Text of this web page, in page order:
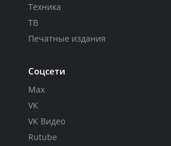
Техника
ТВ
Печатные издания
Соцсети
Max
VK
VK Видео
Rutube